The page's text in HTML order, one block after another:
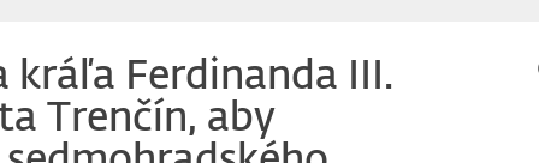
Ferdinanda III.
Trenčín, aby